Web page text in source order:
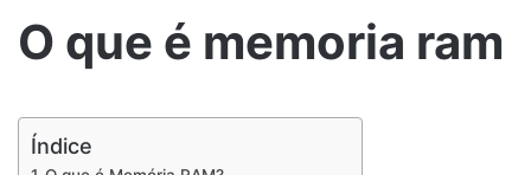
O que é memoria ram
Índice